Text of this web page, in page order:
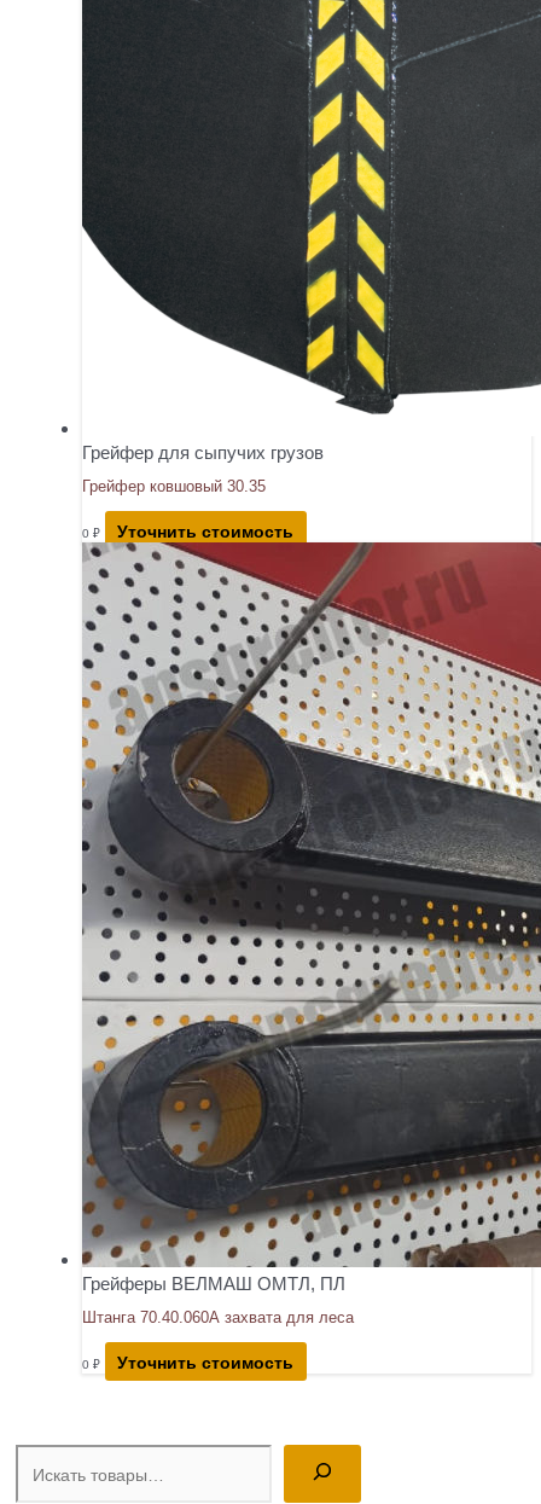
Поиск
Грейфер для сыпучих грузов
Грейфер ковшовый 30.35
0 ₽ Уточнить стоимость
Грейферы ВЕЛМАШ ОМТЛ, ПЛ
Штанга 70.40.060А захвата для леса
0 ₽ Уточнить стоимость